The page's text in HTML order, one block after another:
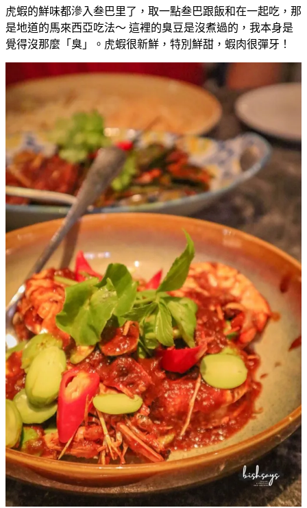
虎蝦的鮮味都滲入叁巴里了，取一點叁巴跟飯和在一起吃，那
是地道的馬來西亞吃法～ 這裡的臭豆是沒煮過的，我本身是
覺得沒那麼「臭」。虎蝦很新鮮，特別鮮甜，蝦肉很彈牙！